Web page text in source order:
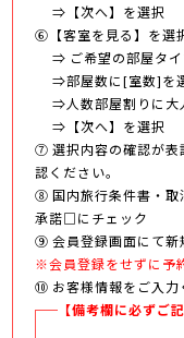
⇒【次へ】を選択
⑥【客室を見る】を選
⇒ ご希望の部屋タイ
⇒部屋数に[室数]を
⇒人数部屋割りに大
⇒【次へ】を選択
⑦ 選択内容の確認が表
認ください。
⑧ 国内旅行条件書・取
承諾□にチェック
⑨ 会員登録画面にて新
※会員登録をせずに予
⑩ お客様情報をご入力
【備考欄に必ずご